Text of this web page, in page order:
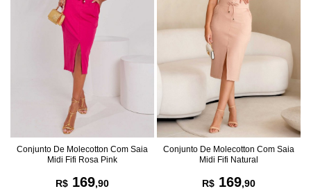
Conjunto De Molecotton Com Saia
Midi Fifi Rosa Pink
R$ 169,90
Conjunto De Molecotton Com Saia
Midi Fifi Natural
R$ 169,90